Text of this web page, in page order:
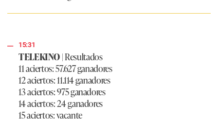
15:31
TELEKINO| Resultados
11 aciertos: 57.627 ganadores
12 aciertos: 11.114 ganadores
13 aciertos: 975 ganadores
14 aciertos: 24 ganadores
15 aciertos: vacante